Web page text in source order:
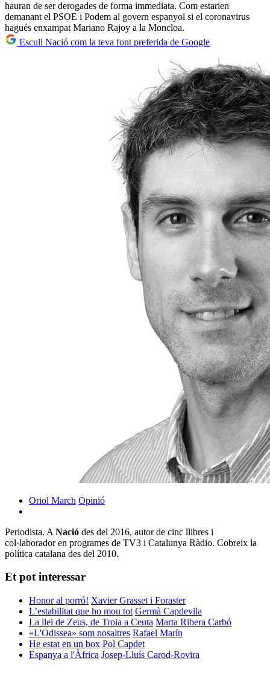
hauran de ser derogades de forma immediata. Com estarien
demanant el PSOE i Podem al govern espanyol si el coronavirus
hagués enxampat Mariano Rajoy a la Moncloa.
Escull Nació com la teva font preferida de Google
Oriol March Opinió
Periodista. A Nació des del 2016, autor de cinc llibres i
col·laborador en programes de TV3 i Catalunya Ràdio. Cobreix la
política catalana des del 2010.
Et pot interessar
Honor al porró! Xavier Grasset i Foraster
L’estabilitat que ho mou tot Germà Capdevila
La llei de Zeus, de Troia a Ceuta Marta Ribera Carbó
«L'Odissea» som nosaltres Rafael Marín
He estat en un box Pol Capdet
Espanya a l'Àfrica Josep-Lluís Carod-Rovira